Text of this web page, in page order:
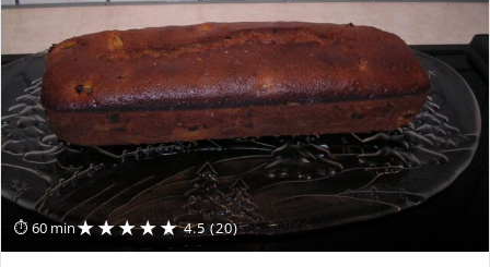
⏱ 60 min★★★★★ 4.5 (20)